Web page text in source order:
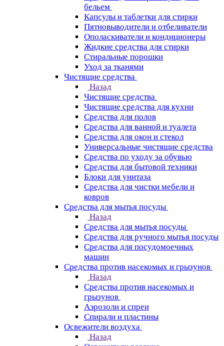
бельем
Капсулы и таблетки для стирки
Пятновыводители и отбеливатели
Ополаскиватели и кондиционеры
Жидкие средства для стирки
Стиральные порошки
Уход за тканями
Чистящие средства
Назад
Чистящие средства
Чистящие средства для кухни
Средства для полов
Средства для ванной и туалета
Средства для окон и стекол
Универсальные чистящие средства
Средства по уходу за обувью
Средства для бытовой техники
Блоки для унитаза
Средства для чистки мебели и
ковров
Средства для мытья посуды
Назад
Средства для мытья посуды
Средства для ручного мытья посуды
Средства для посудомоечных
машин
Средства против насекомых и грызунов
Назад
Средства против насекомых и
грызунов
Аэрозоли и спреи
Спирали и пластины
Освежители воздуха
Назад